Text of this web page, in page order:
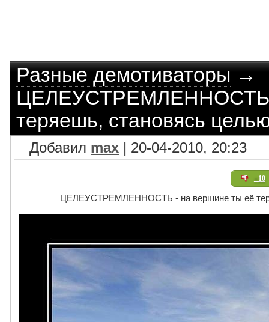
Разные демотиваторы→
ЦЕЛЕУСТРЕМЛЕННОСТЬ
теряешь, становясь
Добавил max | 20-04-2010, 20:23
+10
ЦЕЛЕУСТРЕМЛЕННОСТЬ - на вершине ты её